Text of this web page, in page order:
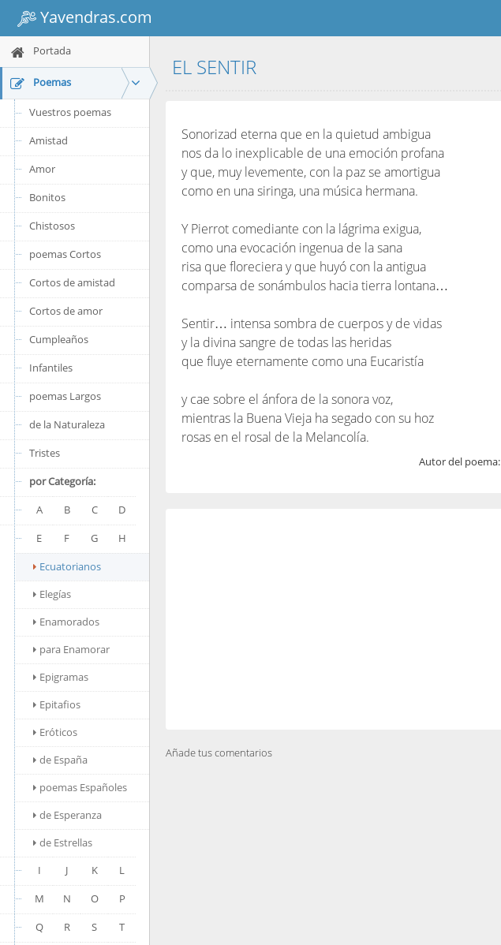
Yavendras.com
Portada
Poemas
Vuestros poemas
Amistad
Amor
Bonitos
Chistosos
poemas Cortos
Cortos de amistad
Cortos de amor
Cumpleaños
Infantiles
poemas Largos
de la Naturaleza
Tristes
por Categoría:
A
B C
D
E
F G
H
Ecuatorianos
Elegías
Enamorados
para Enamorar
Epigramas
Epitafios
Eróticos
de España
poemas Españoles
de Esperanza
de Estrellas
I
J K
L
M
N O
P
Q
R S
T
EL SENTIR
Sonorizad eterna que en la quietud ambigua
nos da lo inexplicable de una emoción profana
y que, muy levemente, con la paz se amortigua
como en una siringa, una música hermana.
Y Pierrot comediante con la lágrima exigua,
como una evocación ingenua de la sana
risa que floreciera y que huyó con la antigua
comparsa de sonámbulos hacia tierra lontana…
Sentir… intensa sombra de cuerpos y de vidas
y la divina sangre de todas las heridas
que fluye eternamente como una Eucaristía
y cae sobre el ánfora de la sonora voz,
mientras la Buena Vieja ha segado con su hoz
rosas en el rosal de la Melancolía.
Autor del poema:
Añade tus comentarios